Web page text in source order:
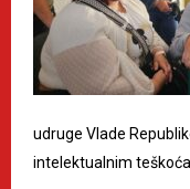
udruge Vlade
intelektualnim